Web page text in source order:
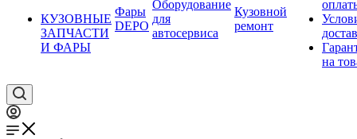
КУЗОВНЫЕ
ЗАПЧАСТИ
И ФАРЫ
Фары
DEPO
Оборудование
для
автосервиса
Кузовной
ремонт
на